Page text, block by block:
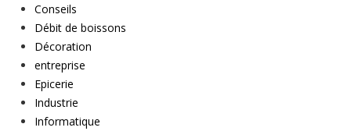
Conseils
Débit de boissons
Décoration
entreprise
Epicerie
Industrie
Informatique